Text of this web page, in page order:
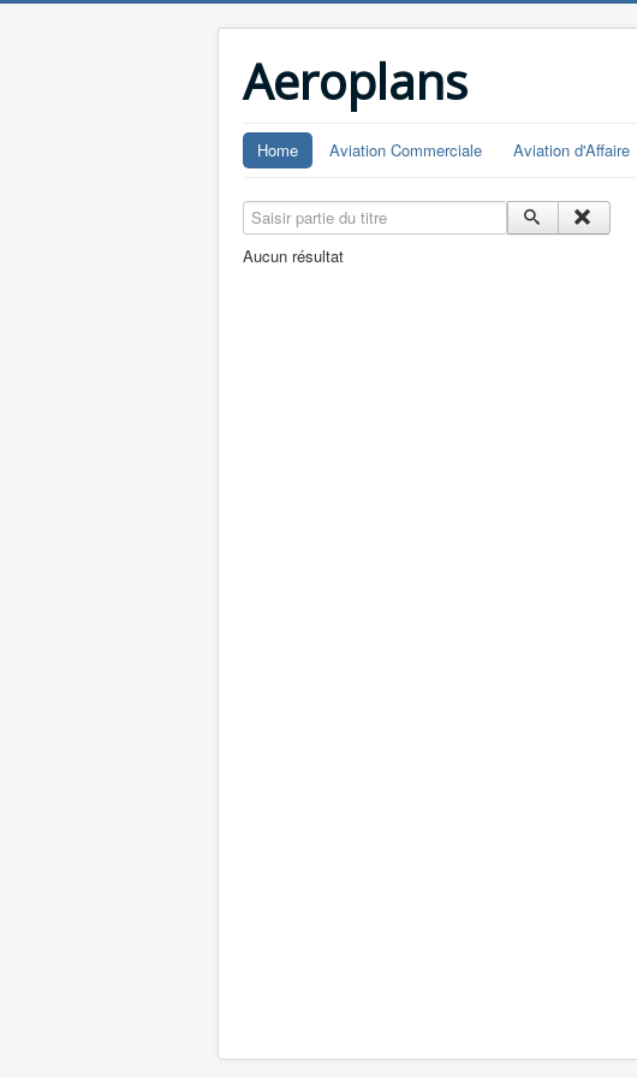
Aeroplans
Home Aviation Commerciale Aviation d'Affaire
Saisir partie du titre
Aucun résultat